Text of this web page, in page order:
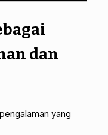
dan
yang